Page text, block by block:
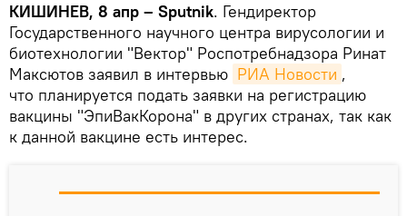
КИШИНЕВ, 8 апр – Sputnik. Гендиректор
Государственного научного центра вирусологии и
биотехнологии "Вектор" Роспотребнадзора Ринат
Максютов заявил в интервью РИА Новости ,
что планируется подать заявки на регистрацию
вакцины "ЭпиВакКорона" в других странах, так как
к данной вакцине есть интерес.